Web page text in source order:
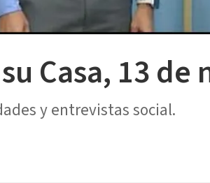
Casa, 13
y entrevistas social.